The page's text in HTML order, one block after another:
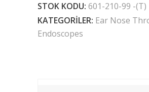
STOK KODU: 601-210-99 -(T)
KATEGORILER: Ear Nose
Endoscopes